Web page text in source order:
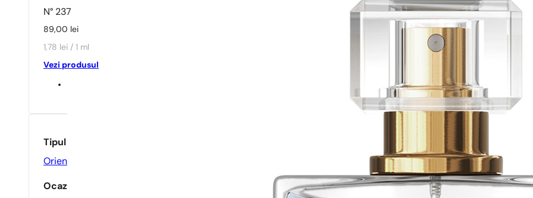
N° 237
89,00 lei
1,78 lei / 1 ml
Vezi produsul
Tipul parfumului
Oriental
Ocazie